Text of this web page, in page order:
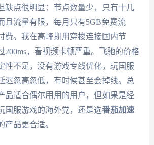
缺点很明显：节点数量少，只有十几
且流量有限，每月只有5GB免费流
费。我在高峰期用穿梭连接国内节
200ms，看视频卡顿严重。飞驰的价格
性不足，没有游戏专线优化，玩国服
迟忽高忽低，有时候甚至会掉线。总
品适合偶尔用用的用户，但如果是经
国服游戏的海外党，还是选番茄加速
产品更合适。